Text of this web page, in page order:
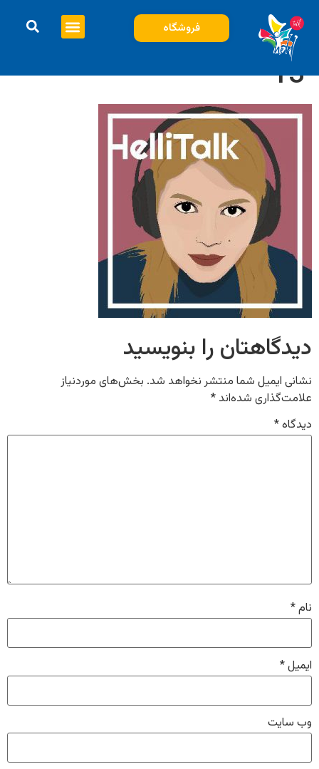
فروشگاه
13
دیدگاهتان را بنویسید
نشانی ایمیل شما منتشر نخواهد شد. بخش‌های موردنیاز
علامت‌گذاری شده‌اند *
دیدگاه*
نام*
ایمیل*
وب‌ سایت